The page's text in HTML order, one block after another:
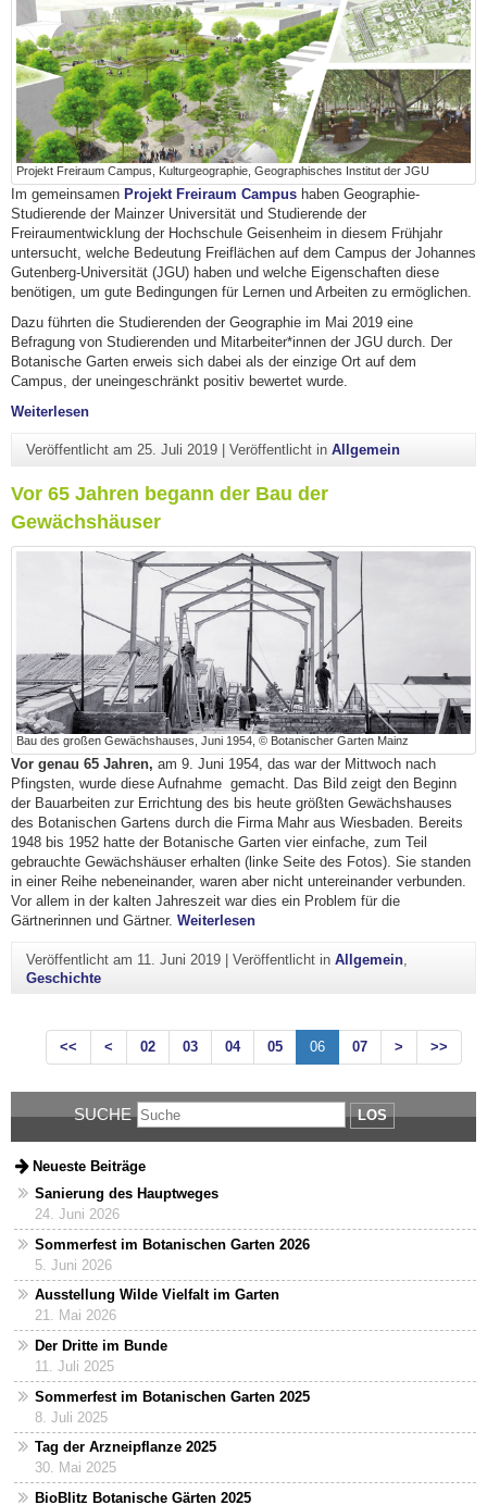
Projekt Freiraum Campus, Kulturgeographie, Geographisches Institut der JGU
Im gemeinsamen Projekt Freiraum Campus haben Geographie-
Studierende der Mainzer Universität und Studierende der
Freiraumentwicklung der Hochschule Geisenheim in diesem Frühjahr
untersucht, welche Bedeutung Freiflächen auf dem Campus der Johannes
Gutenberg-Universität (JGU) haben und welche Eigenschaften diese
benötigen, um gute Bedingungen für Lernen und Arbeiten zu ermöglichen.
Dazu führten die Studierenden der Geographie im Mai 2019 eine
Befragung von Studierenden und Mitarbeiter*innen der JGU durch. Der
Botanische Garten erweis sich dabei als der einzige Ort auf dem
Campus, der uneingeschränkt positiv bewertet wurde.
Weiterlesen"Studierende und Mitarbeiter/innen der Universität
Veröffentlicht am 25. Juli 2019| Veröffentlicht in Allgemein
Vor 65 Jahren begann der Bau der
Gewächshäuser
Bau des großen Gewächshauses, Juni 1954, © Botanischer Garten Mainz
Vor genau 65 Jahren, am 9. Juni 1954, das war der Mittwoch nach
Pfingsten, wurde diese Aufnahme gemacht. Das Bild zeigt den Beginn
der Bauarbeiten zur Errichtung des bis heute größten Gewächshauses
des Botanischen Gartens durch die Firma Mahr aus Wiesbaden. Bereits
1948 bis 1952 hatte der Botanische Garten vier einfache, zum Teil
gebrauchte Gewächshäuser erhalten (linke Seite des Fotos). Sie standen
in einer Reihe nebeneinander, waren aber nicht untereinander verbunden.
Vor allem in der kalten Jahreszeit war dies ein Problem für die
Gärtnerinnen und Gärtner. Weiterlesen"Vor 65 Jahren begann der Bau
Veröffentlicht am 11. Juni 2019| Veröffentlicht in Allgemein,
Geschichte
<< < 02 03 04 05 06 07 > >>
SUCHE LOS
Neueste Beiträge
Sanierung des Hauptweges
24. Juni 2026
Sommerfest im Botanischen Garten 2026
5. Juni 2026
Ausstellung Wilde Vielfalt im Garten
21. Mai 2026
Der Dritte im Bunde
11. Juli 2025
Sommerfest im Botanischen Garten 2025
8. Juli 2025
Tag der Arzneipflanze 2025
30. Mai 2025
BioBlitz Botanische Gärten 2025